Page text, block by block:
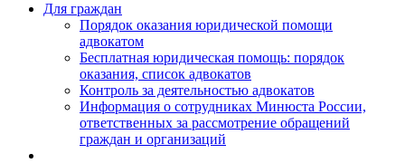
Для граждан
Порядок оказания юридической помощи
адвокатом
Бесплатная юридическая помощь: порядок
оказания, список адвокатов
Контроль за деятельностью адвокатов
Информация о сотрудниках Минюста России,
ответственных за рассмотрение обращений
граждан и организаций